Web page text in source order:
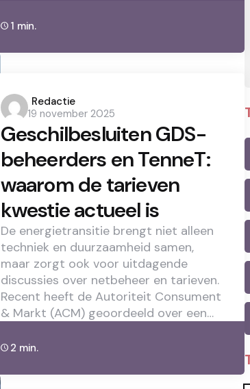
1 min.
Posted
by
Redactie
19 november 2025
Geschilbesluiten GDS-
beheerders en TenneT:
waarom de tarieven
kwestie actueel is
De energietransitie brengt niet alleen
techniek en duurzaamheid samen,
maar zorgt ook voor uitdagende
discussies over netbeheer en tarieven.
Recent heeft de Autoriteit Consument
& Markt (ACM) geoordeeld over een…
2 min.